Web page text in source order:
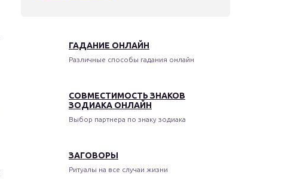
ГАДАНИЕ ОНЛАЙН
Различные способы гадания онлайн
СОВМЕСТИМОСТЬ ЗНАКОВ
ЗОДИАКА ОНЛАЙН
Выбор партнера по знаку зодиака
ЗАГОВОРЫ
Ритуалы на все случаи жизни